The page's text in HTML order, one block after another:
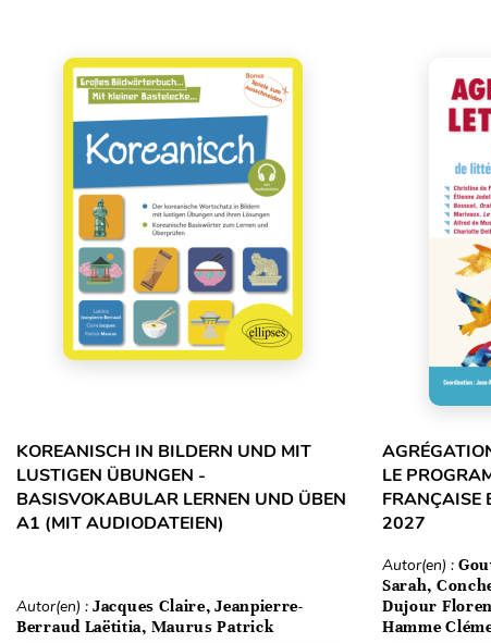
KOREANISCH IN BILDERN UND MIT
LUSTIGEN ÜBUNGEN -
BASISVOKABULAR LERNEN UND ÜBEN
A1 (MIT AUDIODATEIEN)
Autor(en) : Jacques Claire, Jeanpierre-
Berraud Laëtitia, Maurus Patrick
LE
FRANÇAISE
2027
Autor(en) :
Sarah,
Dujour
Hamme